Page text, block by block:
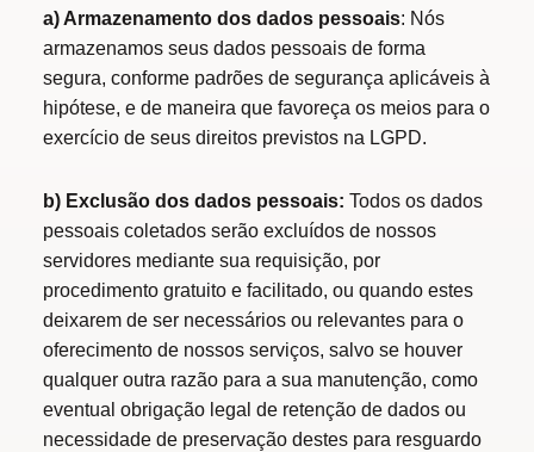
a) Armazenamento dos dados pessoais: Nós
armazenamos seus dados pessoais de forma
segura, conforme padrões de segurança aplicáveis à
hipótese, e de maneira que favoreça os meios para o
exercício de seus direitos previstos na LGPD.
b) Exclusão dos dados pessoais: Todos os dados
pessoais coletados serão excluídos de nossos
servidores mediante sua requisição, por
procedimento gratuito e facilitado, ou quando estes
deixarem de ser necessários ou relevantes para o
oferecimento de nossos serviços, salvo se houver
qualquer outra razão para a sua manutenção, como
eventual obrigação legal de retenção de dados ou
necessidade de preservação destes para resguardo